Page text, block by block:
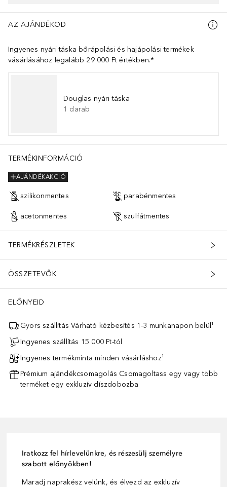
AZ AJÁNDÉKOD
Ingyenes nyári táska bőrápolási és hajápolási termékek
vásárlásához legalább 29 000 Ft értékben.*
Douglas nyári táska
1 darab
TERMÉKINFORMÁCIÓ
AJÁNDÉKAKCIÓ
szilikonmentes parabénmentes
acetonmentes szulfátmentes
TERMÉKRÉSZLETEK
ÖSSZETEVŐK
ELŐNYEID
Gyors szállítás Várható kézbesítés 1-3 munkanapon belül¹
Ingyenes szállítás 15 000 Ft-tól
Ingyenes termékminta minden vásárláshoz¹
Prémium ajándékcsomagolás Csomagoltass egy vagy több
terméket egy exkluzív díszdobozba
Iratkozz fel hírlevelünkre, és részesülj személyre
szabott előnyökben!
Maradj naprakész velünk, és élvezd az exkluzív